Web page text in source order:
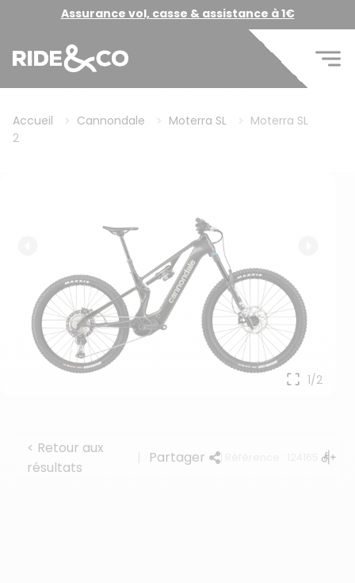
Assurance vol, casse & assistance à 1€
Accueil Cannondale Moterra SL
Moterra SL
2
1/2
< Retour aux
résultats
Partager | Référence : 124165